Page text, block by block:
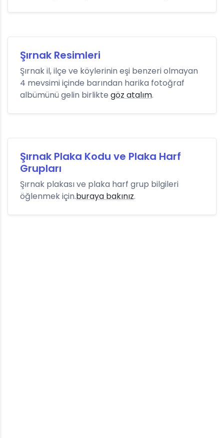
Şırnak Resimleri
Şırnak il, ilçe ve köylerinin eşi benzeri olmayan
4 mevsimi içinde barından harika fotoğraf
albümünü gelin birlikte göz atalım.
Şırnak Plaka Kodu ve Plaka Harf
Grupları
Şırnak plakası ve plaka harf grup bilgileri
öğlenmek için.buraya bakınız.